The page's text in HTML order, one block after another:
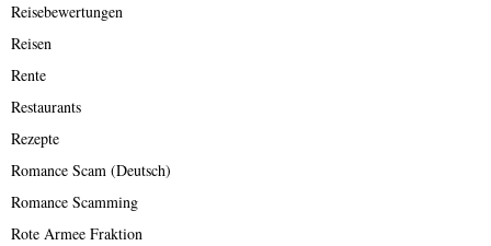
Reisebewertungen
Reisen
Rente
Restaurants
Rezepte
Romance Scam (Deutsch)
Romance Scamming
Rote Armee Fraktion